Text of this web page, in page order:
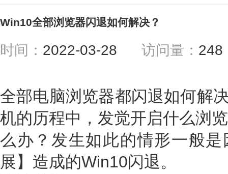
Win10全部浏览器闪退如何解决？
时间： 2022-03-28 访问量：
全部电脑浏览器都闪退如何解
机的历程中，发觉开启什么浏
么办？发生如此的情形一般
展】造成的Win10闪退。